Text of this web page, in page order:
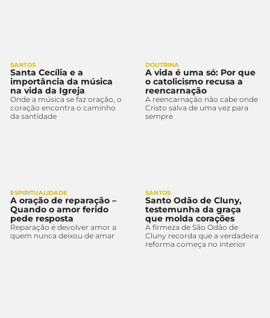
SANTOS
Santa Cecília e a
importância da música
na vida da Igreja
Onde a música se faz oração, o
coração encontra o caminho
da santidade
DOUTRINA
A vida é uma só: Por que
o catolicismo recusa a
reencarnação
A reencarnação não cabe onde
Cristo salva de uma vez para
sempre
ESPIRITUALIDADE
A oração de reparação –
Quando o amor ferido
pede resposta
Reparação é devolver amor a
quem nunca deixou de amar
SANTOS
Santo Odão de Cluny,
testemunha da graça
que molda corações
A firmeza de São Odão de
Cluny recorda que a verdadeira
reforma começa no interior